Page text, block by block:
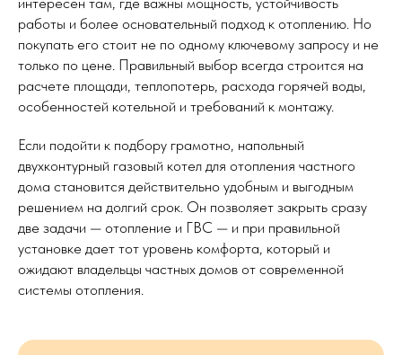
работы и более основательный подход к отоплению. Но
покупать его стоит не по одному ключевому запросу и не
только по цене. Правильный выбор всегда строится на
расчете площади, теплопотерь, расхода горячей воды,
особенностей котельной и требований к монтажу.
Если подойти к подбору грамотно, напольный
двухконтурный газовый котел для отопления частного
дома становится действительно удобным и выгодным
решением на долгий срок. Он позволяет закрыть сразу
две задачи — отопление и ГВС — и при правильной
установке дает тот уровень комфорта, который и
ожидают владельцы частных домов от современной
системы отопления.